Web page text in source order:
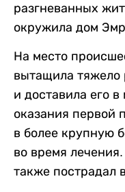
разгневанных
окружила дом
На место
вытащила тяжело
и доставила его
оказания первой
в более крупную
во время
также пострадал